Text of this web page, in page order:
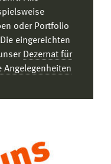
oder Portfolio
eingereichten
Dezernat für